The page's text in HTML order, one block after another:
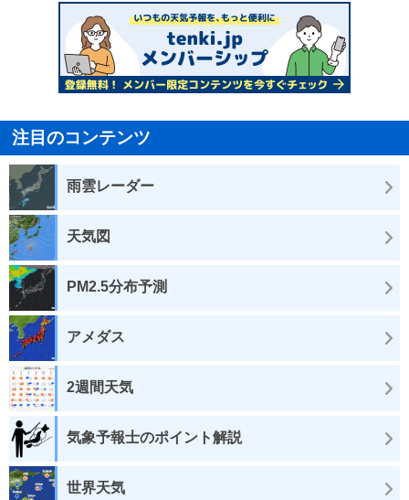
注目のコンテンツ
雨雲レーダー
天気図
PM2.5分布予測
アメダス
2週間天気
気象予報士のポイント解説
世界天気